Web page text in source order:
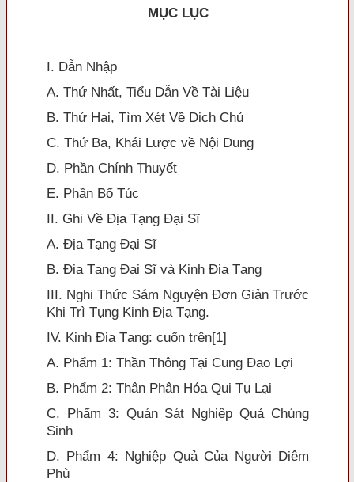
MỤC LỤC
I. Dẫn Nhập
A. Thứ Nhất, Tiểu Dẫn Về Tài Liệu
B. Thứ Hai, Tìm Xét Về Dịch Chủ
C. Thứ Ba, Khái Lược về Nội Dung
D. Phần Chính Thuyết
E. Phần Bổ Túc
II. Ghi Về Địa Tạng Đại Sĩ
A. Địa Tạng Đại Sĩ
B. Địa Tạng Đại Sĩ và Kinh Địa Tạng
III. Nghi Thức Sám Nguyện Đơn Giản Trước
Khi Trì Tụng Kinh Địa Tạng.
IV. Kinh Địa Tạng: cuốn trên[1]
A. Phẩm 1: Thần Thông Tại Cung Đao Lợi
B. Phẩm 2: Thân Phân Hóa Qui Tụ Lại
C. Phẩm 3: Quán Sát Nghiệp Quả Chúng
Sinh
D. Phẩm 4: Nghiệp Quả Của Người Diêm
Phù